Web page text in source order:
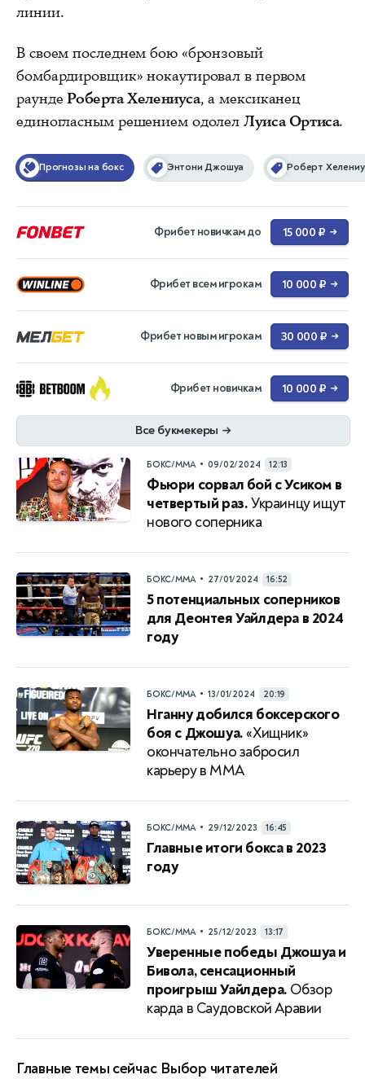
линии.
В своем последнем бою «бронзовый
бомбардировщик» нокаутировал в первом
раундеРоберта Хелениуса, а мексиканец
единогласным решением одолелЛуиса Ортиса.
Прогнозы на бокс Энтони Джошуа Роберт
Фрибет новичкам до 15 000 ₽ →
Фрибет всем игрокам 10 000 ₽ →
Фрибет новым игрокам 30 000 ₽ →
Фрибет новичкам 10 000 ₽ →
Все букмекеры →
БОКС/ММА • 09/02/2024 12:13
Фьюри сорвал бой с Усиком в
четвертый раз.Украинцу ищут
нового соперника
БОКС/ММА • 27/01/2024 16:52
5 потенциальных соперников
для Деонтея Уайлдера в 2024
году
БОКС/ММА • 13/01/2024 20:19
Нганну добился боксерского
боя с Джошуа.«Хищник»
окончательно забросил
карьеру в ММА
БОКС/ММА • 29/12/2023 16:45
Главные итоги бокса в 2023
году
БОКС/ММА • 25/12/2023 13:17
Уверенные победы Джошуа и
Бивола, сенсационный
проигрыш Уайлдера. Обзор
карда в Саудовской Аравии
Главные темы сейчас Выбор читателей